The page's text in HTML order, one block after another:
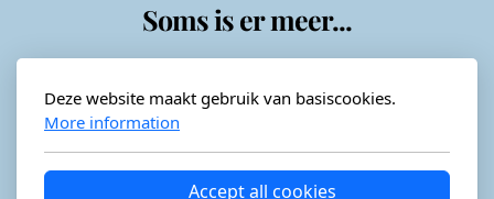
Soms is er meer...
Horeca-advies
Deze website maakt gebruik van basiscookies.
More information
Accept all cookies